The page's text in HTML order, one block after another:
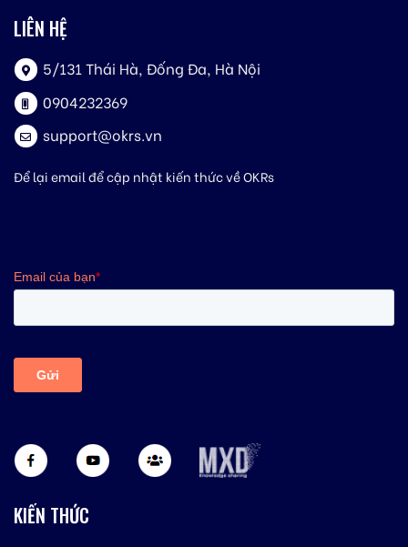
LIÊN HỆ
5/131 Thái Hà, Đống Đa, Hà Nội
0904232369
support@okrs.vn
Để lại email để cập nhật kiến thức về OKRs
KIẾN THỨC